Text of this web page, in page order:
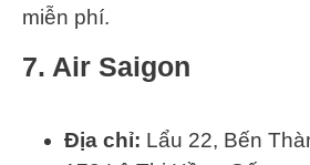
miễn phí.
7. Air Saigon
Địa chỉ: Lẩu 22, Bến